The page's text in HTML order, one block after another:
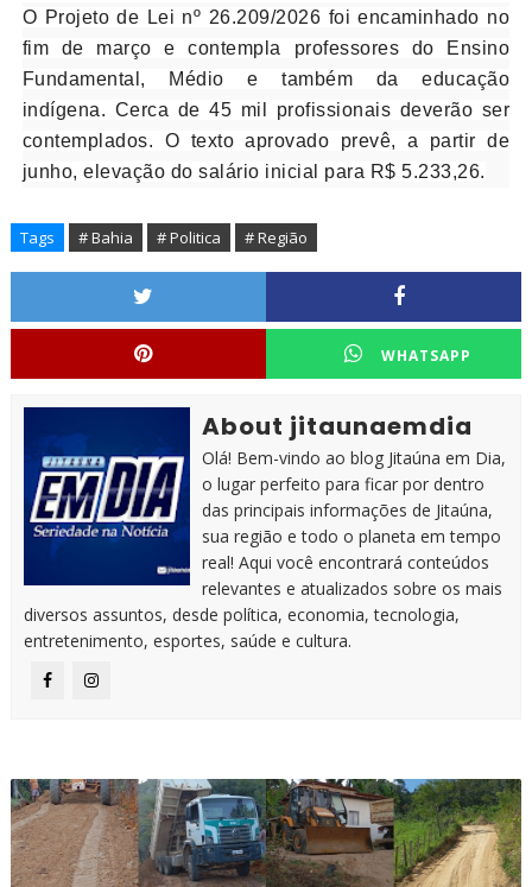
O Projeto de Lei nº 26.209/2026 foi encaminhado no
fim de março e contempla professores do Ensino
Fundamental, Médio e também da educação
indígena. Cerca de 45 mil profissionais deverão ser
contemplados. O texto aprovado prevê, a partir de
junho, elevação do salário inicial para R$ 5.233,26.
Tags # Bahia # Politica # Região
WHATSAPP
About jitaunaemdia
Olá! Bem-vindo ao blog Jitaúna em Dia,
o lugar perfeito para ficar por dentro
das principais informações de Jitaúna,
sua região e todo o planeta em tempo
real! Aqui você encontrará conteúdos
relevantes e atualizados sobre os mais
diversos assuntos, desde política, economia, tecnologia,
entretenimento, esportes, saúde e cultura.